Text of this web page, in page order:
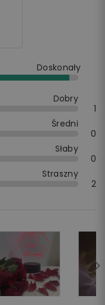
Doskonały
Dobry
1
Średni
0
Słaby
0
Straszny
2